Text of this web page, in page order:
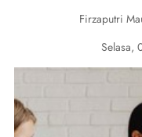
Firzaputri
Selasa,